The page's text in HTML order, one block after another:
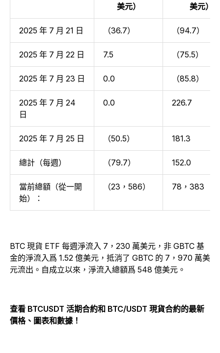
美元）
美元）
2025 年 7 月 21 日 （36.7） （94.7）
2025 年 7 月 22 日 7.5 （75.5）
2025 年 7 月 23 日 0.0 （85.8）
2025 年 7 月 24
日
0.0 226.7
2025 年 7 月 25 日 （50.5） 181.3
總計（每週） （79.7） 152.0
當前總額（從一開
始）：
（23，586） 78，383
BTC 現貨 ETF 每週淨流入 7，230 萬美元，非 GBTC 基
金的淨流入爲 1.52 億美元，抵消了 GBTC 的 7，970 萬美
元流出。自成立以來，淨流入總額爲 548 億美元。
查看 BTCUSDT 活期合約和 BTC/USDT 現貨合約的最新
價格、圖表和數據！